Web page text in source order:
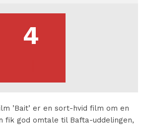
4
’Bait’ er en sort-hvid film om en
fik god omtale til Bafta-uddelingen,